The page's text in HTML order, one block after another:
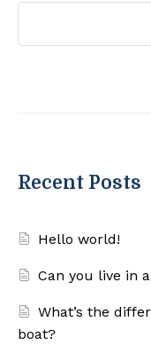
Recent Posts
Hello world!
Can you live in
What’s the
boat?